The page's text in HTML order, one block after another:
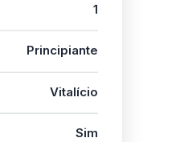
1
Principiante
Vitalício
Sim